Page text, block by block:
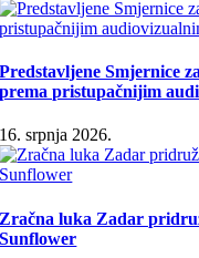
Predstavljene Smjernice
prema pristupačnijim
16. srpnja 2026.
Zračna luka Zadar
Sunflower